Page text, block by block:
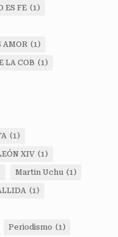
ES FE (1)
AMOR (1)
LA COB (1)
(1)
XIV (1)
Martin Uchu (1)
(1)
Periodismo (1)